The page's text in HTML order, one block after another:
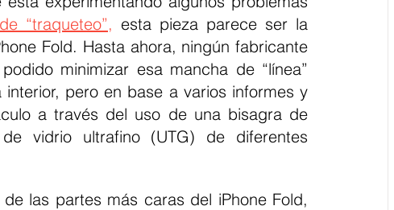
“traqueteo”, esta pieza parece ser la
Fold. Hasta ahora, ningún fabricante
minimizar esa mancha de “línea”
pero en base a varios informes y
a través del uso de una bisagra de
vidrio ultrafino (UTG) de diferentes
las partes más caras del iPhone Fold,